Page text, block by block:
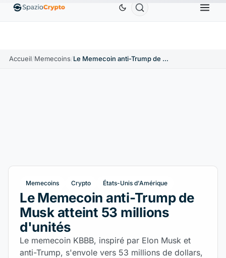
↑1.10% EthereumETH1 880,58 $US ↑1.90% Tether ↑0.00%
Accueil/Memecoins/ Le Memecoin anti-Trump de Musk atteint 53 millions d'unités
Memecoins Crypto États-Unis d'Amérique
Le Memecoin anti-Trump de
Musk atteint 53 millions
d'unités
Le memecoin KBBB, inspiré par Elon Musk et
anti-Trump, s'envole vers 53 millions de dollars,